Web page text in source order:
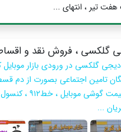
تیر ، انتهای ...
گلکسی ، فروش نقد و
گلکسی در ورودی بازار موبایل
تامین اجتماعی بصورت از دم
بهترین قیمت
...